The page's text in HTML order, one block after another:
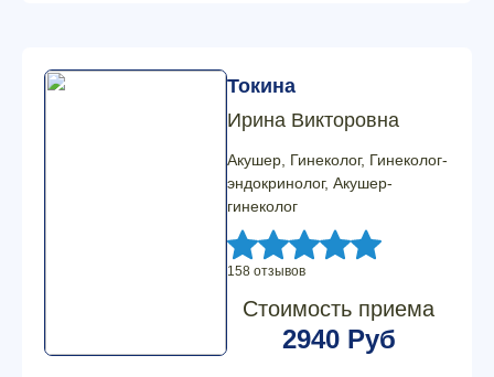
Токина
Ирина Викторовна
Акушер, Гинеколог, Гинеколог-
эндокринолог, Акушер-
гинеколог
158 отзывов
Стоимость приема
2940 Руб